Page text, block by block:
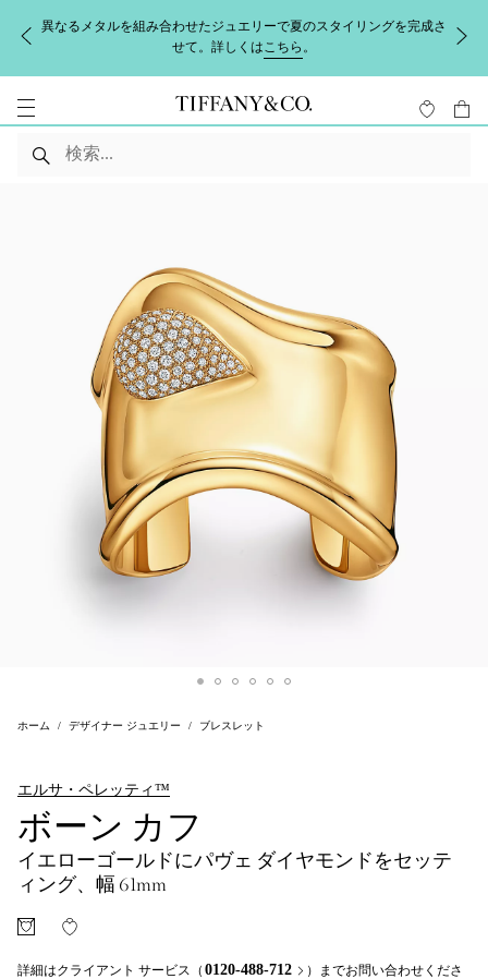
異なるメタルを組み合わせたジュエリーで夏のスタイリングを完成さ
せて。詳しくはこちら 。
ホーム デザイナー ジュエリー ブレスレット
エルサ・ペレッティ™
ボーン カフ
イエローゴールドにパヴェ ダイヤモンドをセッテ
ィング、幅 61mm
詳細はクライアント サービス（ 0120-488-712
）までお問い合わせくださ